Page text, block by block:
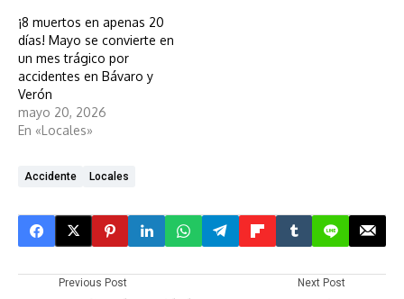
¡8 muertos en apenas 20
días! Mayo se convierte en
un mes trágico por
accidentes en Bávaro y
Verón
mayo 20, 2026
En «Locales»
Accidente Locales
Previous Post Next Post